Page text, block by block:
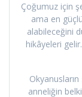
Çoğumuz için
ama en
alabileceğini
hikâyeleri
anneliğin